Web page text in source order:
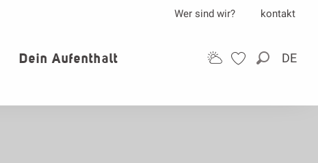
Suche
DE
Wer sind wir? kontakt
Dein Aufenthalt